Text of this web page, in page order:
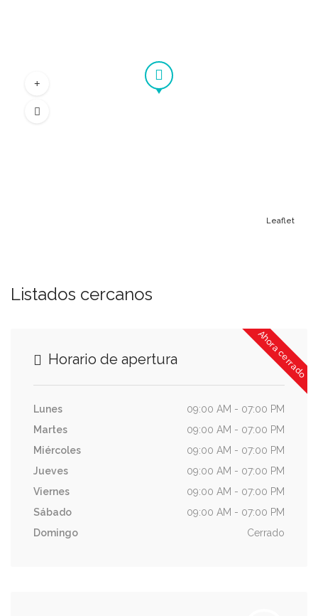
Leaflet
Listados cercanos
Ahora cerrado
Horario de apertura
Lunes
09:00 AM - 07:00 PM
Martes
09:00 AM - 07:00 PM
Miércoles
09:00 AM - 07:00 PM
Jueves
09:00 AM - 07:00 PM
Viernes
09:00 AM - 07:00 PM
Sábado
09:00 AM - 07:00 PM
Domingo
Cerrado